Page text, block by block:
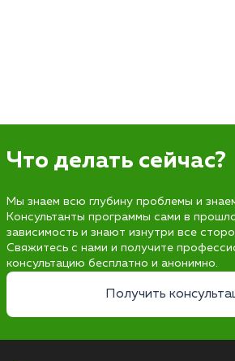
Что делать сейчас?
Мы знаем всю глубину проблемы и
Консультанты программы сами в
зависимость и знают изнутри все
Свяжитесь с нами и получите
консультацию бесплатно и анонимно.
Получить